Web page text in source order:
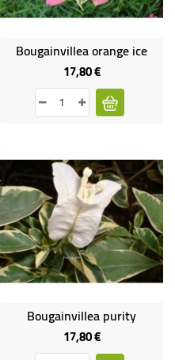
Bougainvillea orange ice
17,80 €Prix
Bougainvillea purity
17,80 €Prix